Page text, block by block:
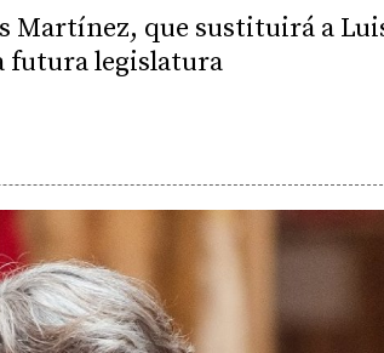
Martínez, que sustituirá a
futura legislatura